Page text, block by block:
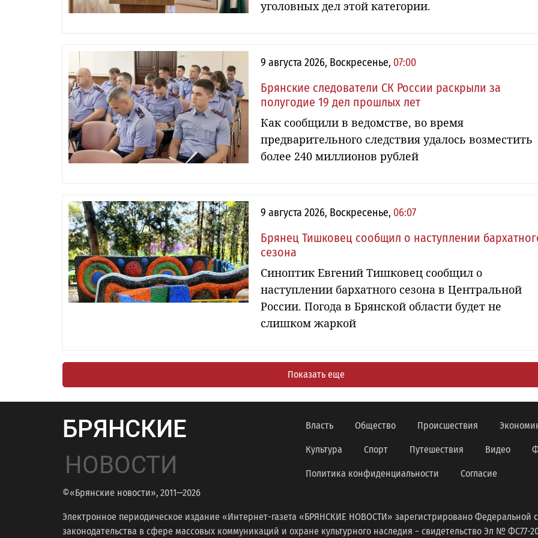
уголовных дел этой категории.
9 августа 2026, Воскресенье, 07:00
Брянские следователи СК России раскрыли за
полугодие 19 дел прошлых лет
Как сообщили в ведомстве, во время
предварительного следствия удалось возместить
более 240 миллионов рублей
9 августа 2026, Воскресенье, 06:07
Брянец Тишковец сообщил о наступлении
сезона
Синоптик Евгений Тишковец сообщил о
наступлении бархатного сезона в Центральной
России. Погода в Брянской области будет не
слишком жаркой
Показать еще
БРЯНСКИЕ
НОВОСТИ
©«Брянские новости», 2011—2026
Власть Общество Происшествия
Культура Спорт Путешествия Видео
Политика конфиденциальности Согласие
Электронное периодическое издание «Интернет-газета «БРЯНСКИЕ НОВОСТИ» зарегистрировано Федеральной
законодательства в сфере массовых коммуникаций и охране культурного наследия − свидетельство Эл № ФС77-